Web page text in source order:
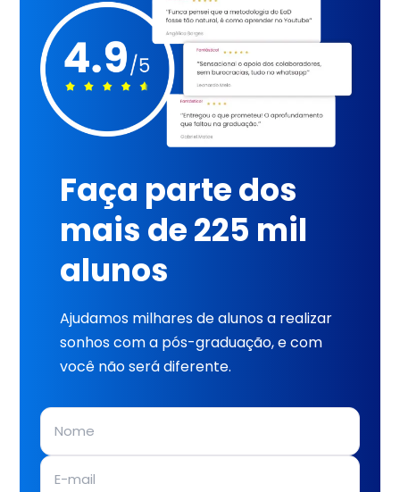
Faça parte dos
mais de 225 mil
alunos
Ajudamos milhares de alunos a realizar
sonhos com a pós-graduação, e com
você não será diferente.